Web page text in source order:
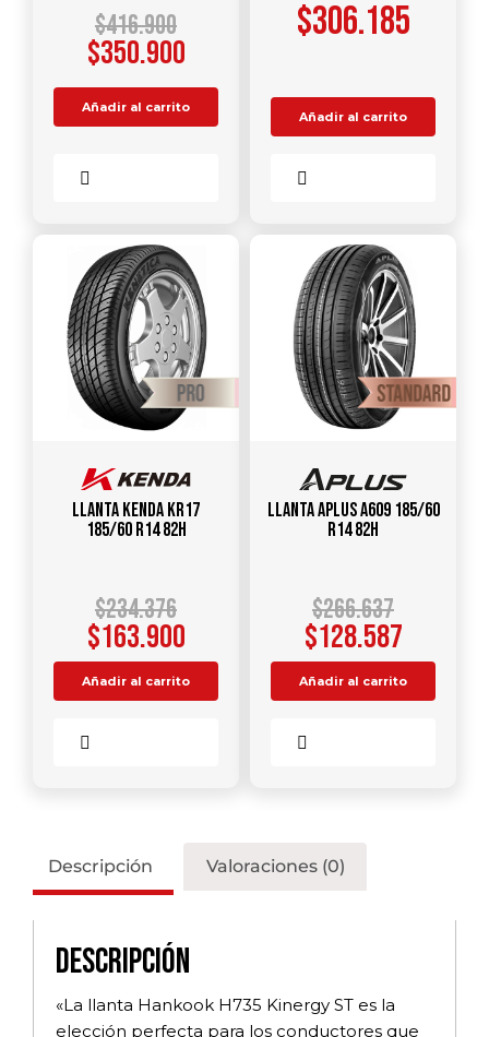
$416.900
$350.900
Añadir al carrito
$306.185
Añadir al carrito
Llanta KENDA KR17
185/60 R14 82H
$234.376
$163.900
Añadir al carrito
Llanta APLUS A609 185/60
R14 82H
$266.637
$128.587
Añadir al carrito
Descripción Valoraciones (0)
Descripción
«La llanta Hankook H735 Kinergy ST es la
elección perfecta para los conductores que